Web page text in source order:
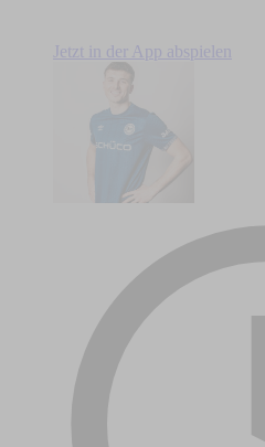
Jetzt in der App abspielen